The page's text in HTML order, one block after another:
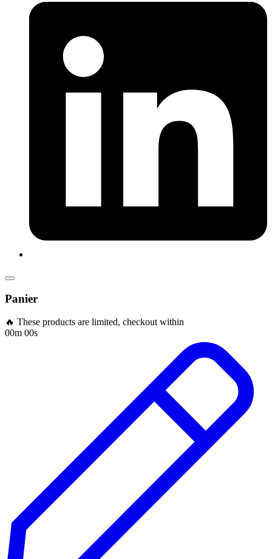
Panier
🔥 These products are limited, checkout within
00m 00s